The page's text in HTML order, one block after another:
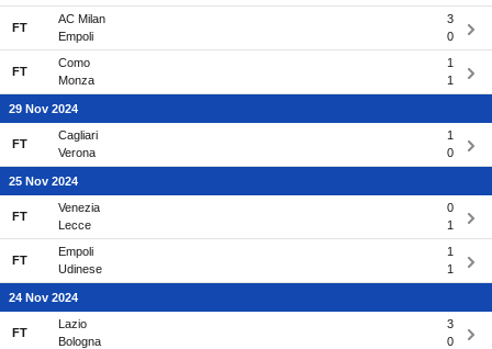
FT
AC Milan
3
Empoli
0
FT
Como
1
Monza
1
29 Nov 2024
FT
Cagliari
1
Verona
0
25 Nov 2024
FT
Venezia
0
Lecce
1
FT
Empoli
1
Udinese
1
24 Nov 2024
FT
Lazio
3
Bologna
0